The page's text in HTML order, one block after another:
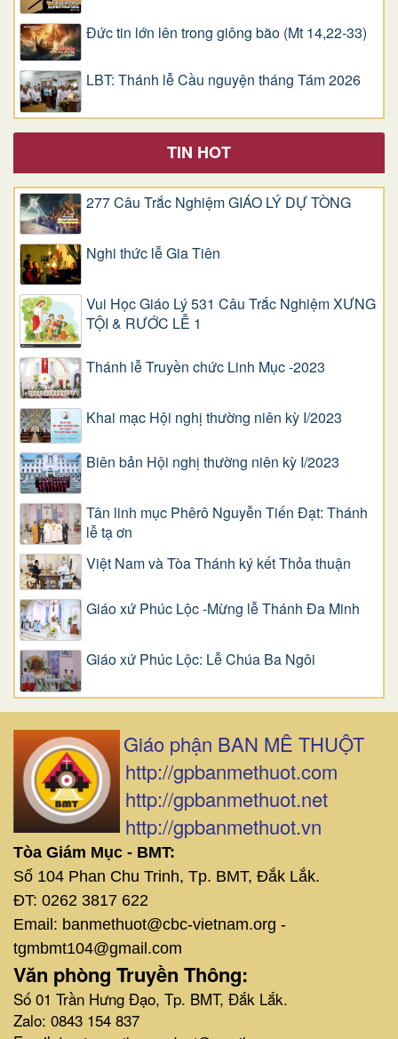
Đức tin lớn lên trong giông bão (Mt 14,22-33)
LBT: Thánh lễ Cầu nguyện tháng Tám 2026
TIN HOT
277 Câu Trắc Nghiệm GIÁO LÝ DỰ TÒNG
Nghi thức lễ Gia Tiên
Vui Học Giáo Lý 531 Câu Trắc Nghiệm XƯNG
TỘI & RƯỚC LỄ 1
Thánh lễ Truyền chức Linh Mục -2023
Khai mạc Hội nghị thường niên kỳ I/2023
Biên bản Hội nghị thường niên kỳ I/2023
Tân linh mục Phêrô Nguyễn Tiến Đạt: Thánh
lễ tạ ơn
Việt Nam và Tòa Thánh ký kết Thỏa thuận
Giáo xứ Phúc Lộc -Mừng lễ Thánh Đa Minh
Giáo xứ Phúc Lộc: Lễ Chúa Ba Ngôi
Giáo phận BAN MÊ THUỘT
http://gpbanmethuot.com
http://gpbanmethuot.net
http://gpbanmethuot.vn
Tòa Giám Mục - BMT:
Số 104 Phan Chu Trinh, Tp. BMT, Đắk Lắk.
ĐT: 0262 3817 622
Email: banmethuot@cbc-vietnam.org -
tgmbmt104@gmail.com
Văn phòng Truyền Thông:
Số 01 Trần Hưng Đạo, Tp. BMT, Đắk Lắk.
Zalo: 0843 154 837